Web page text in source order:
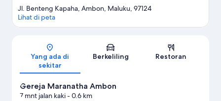
Peta
Jl. Benteng Kapaha, Ambon, Maluku, 97124
Lihat di peta
Yang ada di
sekitar
Berkeliling Restoran
Gereja Maranatha Ambon
7 mnt jalan kaki- 0.6 km